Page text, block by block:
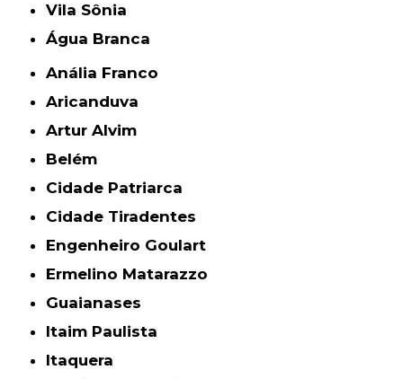
Vila Sônia
Água Branca
Anália Franco
Aricanduva
Artur Alvim
Belém
Cidade Patriarca
Cidade Tiradentes
Engenheiro Goulart
Ermelino Matarazzo
Guaianases
Itaim Paulista
Itaquera